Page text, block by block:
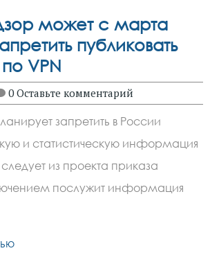
может с марта
публиковать
VPN
0 Оставьте комментарий
запретить в России
и статистическую информация
из проекта приказа
послужит информация